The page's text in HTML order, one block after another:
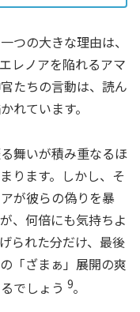
つの大きな理由は、
レノアを陥れるアマ
たちの言動は、読ん
れています。
舞いが積み重なるほ
ります。しかし、そ
が彼らの偽りを暴
、何倍にも気持ちよ
られた分だけ、最後
「ざまぁ」展開の爽
でしょう 9。